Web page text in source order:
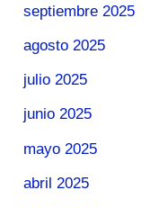
septiembre 2025
agosto 2025
julio 2025
junio 2025
mayo 2025
abril 2025